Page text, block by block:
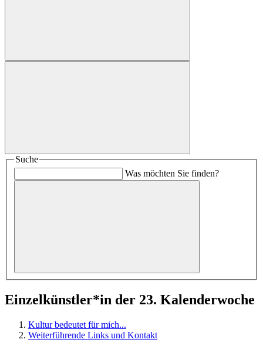
Suche
Was möchten Sie finden?
Einzelkünstler*in der 23. Kalenderwoche
Kultur bedeutet für mich...
Weiterführende Links und Kontakt